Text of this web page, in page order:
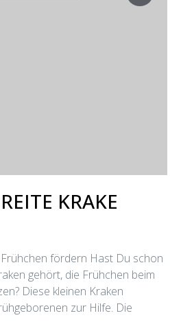
KRAKE
fördern Hast Du schon
gehört, die Frühchen beim
Diese kleinen Kraken
zur Hilfe. Die